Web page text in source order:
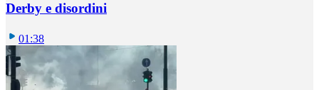
Derby e disordini
01:38